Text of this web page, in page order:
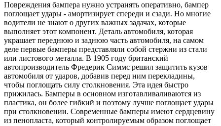
Повреждения бампера нужно устранять оперативно, бампер
поглощает удары - амортизирует спереди и сзади. Но многие
водители не знают о других важных задачах, которые
выполняет этот компонент. Деталь автомобиля, которая
украшает переднюю и заднюю часть автомобиля, на самом
деле первые бамперы представляли собой стержни из стали
или листового металла. В 1905 году британский
автопроизводитель Фредерик Симмс решил защитить кузов
автомобиля от ударов, добавив перед ним перекладины,
чтобы поглощать силу столкновения. Эта идея быстро
прижилась. Бамперы в основном изготавливаливаются из
пластика, он более гибкий и поэтому лучше поглощает удары
при столкновении. Современные бамперы имеют сердцевину
из пенопласта, который контролируемым образом поглощает